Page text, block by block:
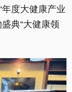
度大健康产业
典“大健康领